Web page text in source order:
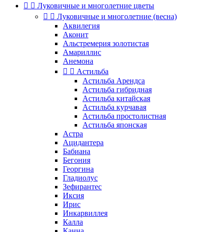
  Луковичные и многолетние цветы
  Луковичные и многолетние (весна)
Аквилегия
Аконит
Альстремерия золотистая
Амариллис
Анемона
  Астильба
Астильба Арендса
Астильба гибридная
Астильба китайская
Астильба курчавая
Астильба простолистная
Астильба японская
Астра
Ацидантера
Бабиана
Бегония
Георгина
Гладиолус
Зефирантес
Иксия
Ирис
Инкарвиллея
Калла